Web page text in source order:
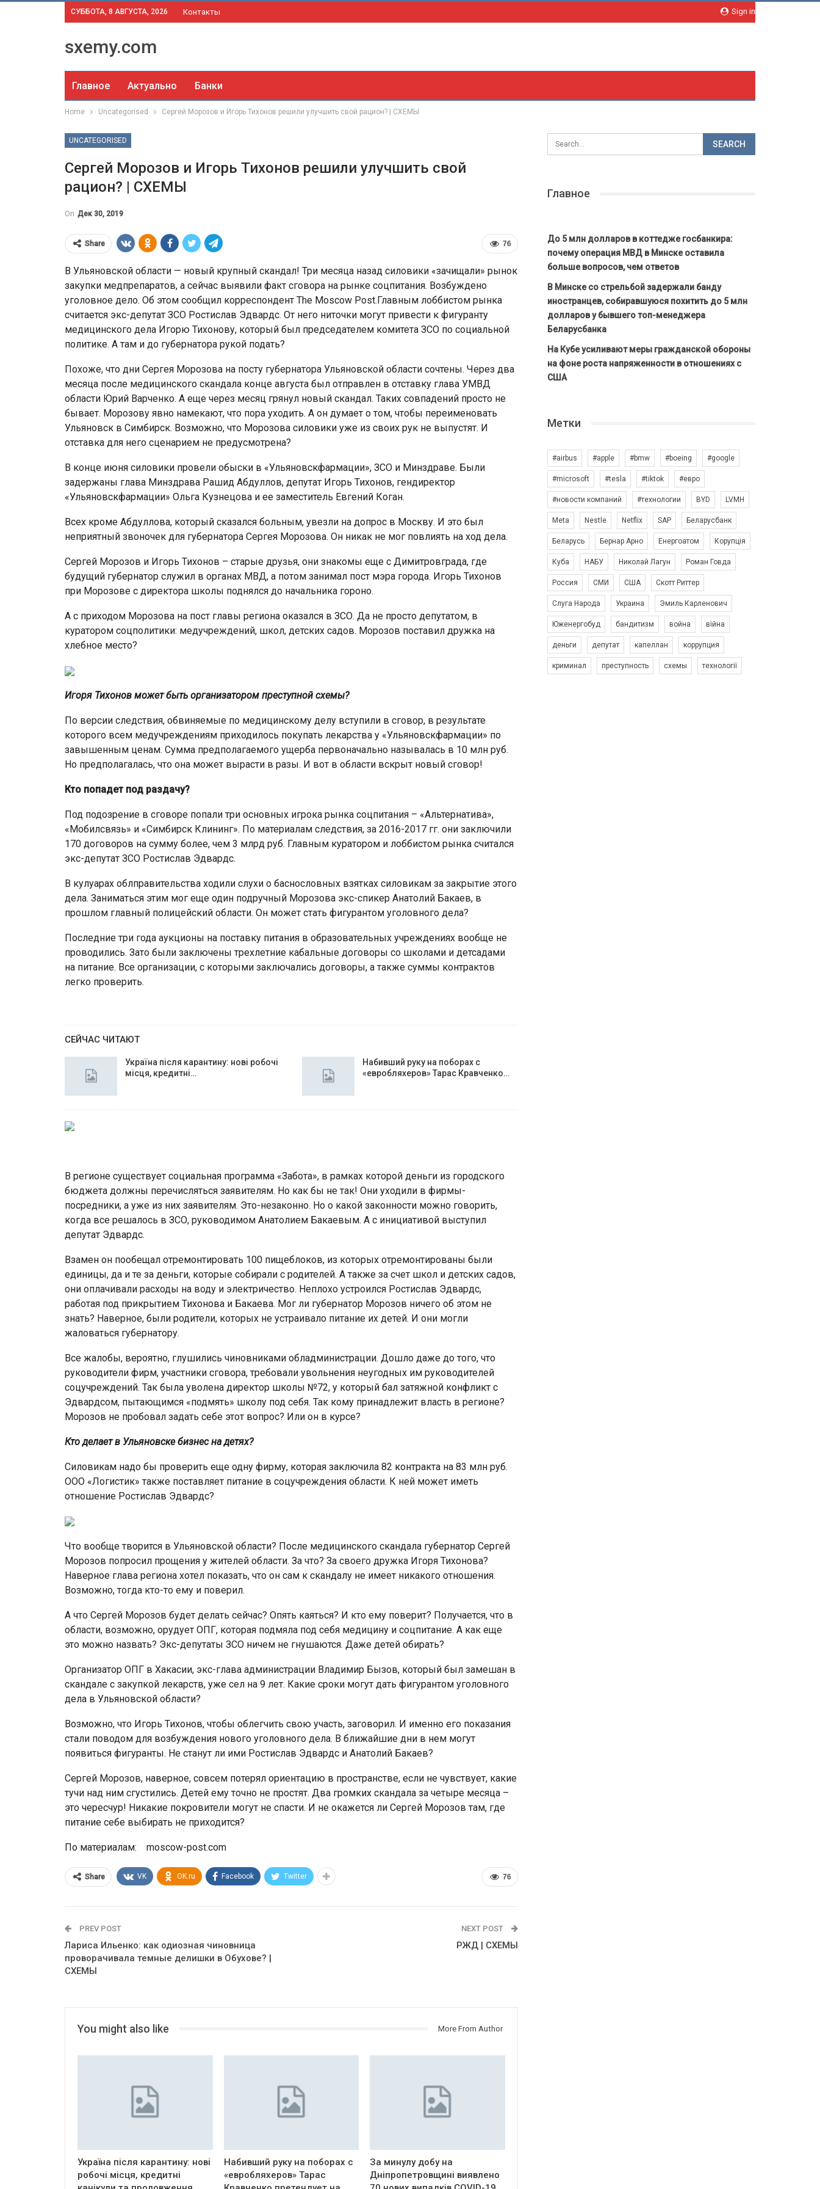
Sign in
СУББОТА, 8 АВГУСТА, 2026 Контакты
sxemy.com
Главное Актуально Банки
Home Uncategorised Сергей Морозов и Игорь Тихонов решили улучшить свой рацион? | СХЕМЫ
UNCATEGORISED
Сергей Морозов и Игорь Тихонов решили улучшить свой
рацион? | СХЕМЫ
On Дек 30, 2019
76
Share
В Ульяновской области — новый крупный скандал! Три месяца назад силовики «зачищали» рынок
закупки медпрепаратов, а сейчас выявили факт сговора на рынке соцпитания. Возбуждено
уголовное дело. Об этом сообщил корреспондент The Moscow Post.Главным лоббистом рынка
считается экс-депутат ЗСО Ростислав Эдвардс. От него ниточки могут привести к фигуранту
медицинского дела Игорю Тихонову, который был председателем комитета ЗСО по социальной
политике. А там и до губернатора рукой подать?
Похоже, что дни Сергея Морозова на посту губернатора Ульяновской области сочтены. Через два
месяца после медицинского скандала конце августа был отправлен в отставку глава УМВД
области Юрий Варченко. А еще через месяц грянул новый скандал. Таких совпадений просто не
бывает. Морозову явно намекают, что пора уходить. А он думает о том, чтобы переименовать
Ульяновск в Симбирск. Возможно, что Морозова силовики уже из своих рук не выпустят. И
отставка для него сценарием не предусмотрена?
В конце июня силовики провели обыски в «Ульяновскфармации», ЗСО и Минздраве. Были
задержаны глава Минздрава Рашид Абдуллов, депутат Игорь Тихонов, гендиректор
«Ульяновскфармации» Ольга Кузнецова и ее заместитель Евгений Коган.
Всех кроме Абдуллова, который сказался больным, увезли на допрос в Москву. И это был
неприятный звоночек для губернатора Сергея Морозова. Он никак не мог повлиять на ход дела.
Сергей Морозов и Игорь Тихонов – старые друзья, они знакомы еще с Димитровграда, где
будущий губернатор служил в органах МВД, а потом занимал пост мэра города. Игорь Тихонов
при Морозове с директора школы поднялся до начальника гороно.
А с приходом Морозова на пост главы региона оказался в ЗСО. Да не просто депутатом, в
куратором соцполитики: медучреждений, школ, детских садов. Морозов поставил дружка на
хлебное место?
Игоря Тихонов может быть организатором преступной схемы?
По версии следствия, обвиняемые по медицинскому делу вступили в сговор, в результате
которого всем медучреждениям приходилось покупать лекарства у «Ульяновскфармации» по
завышенным ценам. Сумма предполагаемого ущерба первоначально называлась в 10 млн руб.
Но предполагалась, что она может вырасти в разы. И вот в области вскрыт новый сговор!
Кто попадет под раздачу?
Под подозрение в сговоре попали три основных игрока рынка соцпитания – «Альтернатива»,
«Мобилсвязь» и «Симбирск Клининг». По материалам следствия, за 2016-2017 гг. они заключили
170 договоров на сумму более, чем 3 млрд руб. Главным куратором и лоббистом рынка считался
экс-депутат ЗСО Ростислав Эдвардс.
В кулуарах облправительства ходили слухи о баснословных взятках силовикам за закрытие этого
дела. Заниматься этим мог еще один подручный Морозова экс-спикер Анатолий Бакаев, в
прошлом главный полицейский области. Он может стать фигурантом уголовного дела?
Последние три года аукционы на поставку питания в образовательных учреждениях вообще не
проводились. Зато были заключены трехлетние кабальные договоры со школами и детсадами
на питание. Все организации, с которыми заключались договоры, а также суммы контрактов
легко проверить.
СЕЙЧАС ЧИТАЮТ
Україна після карантину: нові робочі
місця, кредитні…
Набивший руку на поборах с
«евробляхеров» Тарас Кравченко…
В регионе существует социальная программа «Забота», в рамках которой деньги из городского
бюджета должны перечисляться заявителям. Но как бы не так! Они уходили в фирмы-
посредники, а уже из них заявителям. Это-незаконно. Но о какой законности можно говорить,
когда все решалось в ЗСО, руководимом Анатолием Бакаевым. А с инициативой выступил
депутат Эдвардс.
Взамен он пообещал отремонтировать 100 пищеблоков, из которых отремонтированы были
единицы, да и те за деньги, которые собирали с родителей. А также за счет школ и детских садов,
они оплачивали расходы на воду и электричество. Неплохо устроился Ростислав Эдвардс,
работая под прикрытием Тихонова и Бакаева. Мог ли губернатор Морозов ничего об этом не
знать? Наверное, были родители, которых не устраивало питание их детей. И они могли
жаловаться губернатору.
Все жалобы, вероятно, глушились чиновниками обладминистрации. Дошло даже до того, что
руководители фирм, участники сговора, требовали увольнения неугодных им руководителей
соцучреждений. Так была уволена директор школы №72, у который бал затяжной конфликт с
Эдвардсом, пытающимся «подмять» школу под себя. Так кому принадлежит власть в регионе?
Морозов не пробовал задать себе этот вопрос? Или он в курсе?
Кто делает в Ульяновске бизнес на детях?
Силовикам надо бы проверить еще одну фирму, которая заключила 82 контракта на 83 млн руб.
ООО «Логистик» также поставляет питание в соцучреждения области. К ней может иметь
отношение Ростислав Эдвардс?
Что вообще творится в Ульяновской области? После медицинского скандала губернатор Сергей
Морозов попросил прощения у жителей области. За что? За своего дружка Игоря Тихонова?
Наверное глава региона хотел показать, что он сам к скандалу не имеет никакого отношения.
Возможно, тогда кто-то ему и поверил.
А что Сергей Морозов будет делать сейчас? Опять каяться? И кто ему поверит? Получается, что в
области, возможно, орудует ОПГ, которая подмяла под себя медицину и соцпитание. А как еще
это можно назвать? Экс-депутаты ЗСО ничем не гнушаются. Даже детей обирать?
Организатор ОПГ в Хакасии, экс-глава администрации Владимир Бызов, который был замешан в
скандале с закупкой лекарств, уже сел на 9 лет. Какие сроки могут дать фигурантом уголовного
дела в Ульяновской области?
Возможно, что Игорь Тихонов, чтобы облегчить свою участь, заговорил. И именно его показания
стали поводом для возбуждения нового уголовного дела. В ближайшие дни в нем могут
появиться фигуранты. Не станут ли ими Ростислав Эдвардс и Анатолий Бакаев?
Сергей Морозов, наверное, совсем потерял ориентацию в пространстве, если не чувствует, какие
тучи над ним сгустились. Детей ему точно не простят. Два громких скандала за четыре месяца –
это чересчур! Никакие покровители могут не спасти. И не окажется ли Сергей Морозов там, где
питание себе выбирать не приходится?
По материалам: moscow-post.com
76
Share VK OK.ru Facebook Twitter
PREV POST
Лариса Ильенко: как одиозная чиновница
проворачивала темные делишки в Обухове? |
СХЕМЫ
NEXT POST
РЖД | СХЕМЫ
You might also like More From Author
Україна після карантину: нові
робочі місця, кредитні
Набивший руку на поборах с
«евробляхеров» Тарас
За минулу добу на
Дніпропетровщині виявлено
Главное
До 5 млн долларов в коттедже госбанкира:
почему операция МВД в Минске оставила
больше вопросов, чем ответов
В Минске со стрельбой задержали банду
иностранцев, собиравшуюся похитить до 5 млн
долларов у бывшего топ-менеджера
Беларусбанка
На Кубе усиливают меры гражданской обороны
на фоне роста напряженности в отношениях с
США
Метки
#airbus #apple #bmw #boeing #google
#microsoft #tesla #tiktok #евро
#новости компаний #технологии BYD LVMH
Meta Nestle Netflix SAP Беларусбанк
Беларусь Бернар Арно Енергоатом Корупція
Куба НАБУ Николай Лагун Роман Говда
Россия СМИ США Скотт Риттер
Слуга Народа Украина Эмиль Карленович
Юженергобуд бандитизм война війна
деньги депутат капеллан коррупция
криминал преступность схемы технології